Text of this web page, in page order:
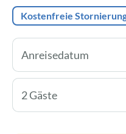
Kostenfreie
2 Gäste